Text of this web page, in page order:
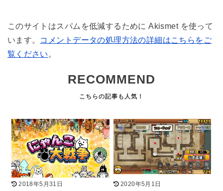
このサイトはスパムを低減するために Akismet を使って
います。 コメントデータの処理方法の詳細はこちらをご
覧ください 。
RECOMMEND
2018年5月31日
2020年5月1日